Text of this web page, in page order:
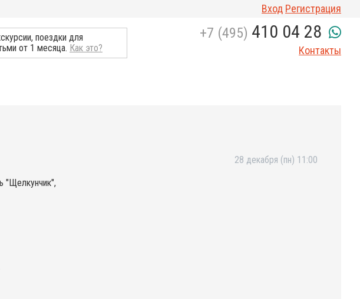
Вход Регистрация
поездки для
от 1 месяца. Как это?
+7 (495) 410 04 28
Контакты
28 декабря (пн) 11:00
"Щелкунчик",